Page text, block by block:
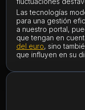
Las tecnologías
para una gestión
a nuestro portal,
que tengan en
del euro, sino
que influyen en su